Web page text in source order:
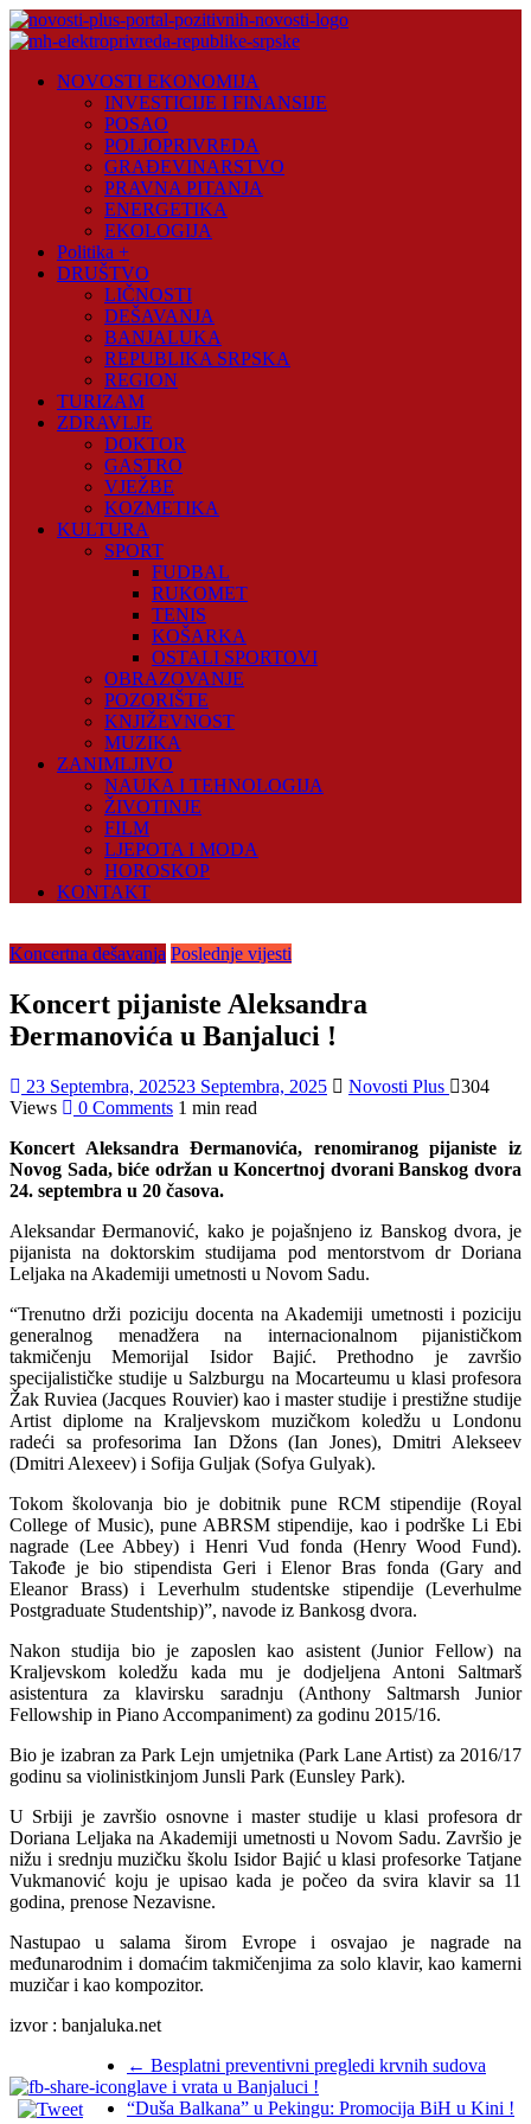
Skip
to
Plus
NOVOSTI EKONOMIJA
INVESTICIJE I FINANSIJE
POSAO
POLJOPRIVREDA
GRAĐEVINARSTVO
PRAVNA PITANJA
ENERGETIKA
EKOLOGIJA
Politika +
DRUŠTVO
LIČNOSTI
DEŠAVANJA
BANJALUKA
REPUBLIKA SRPSKA
REGION
TURIZAM
ZDRAVLJE
DOKTOR
GASTRO
VJEŽBE
KOZMETIKA
KULTURA
SPORT
FUDBAL
RUKOMET
TENIS
KOŠARKA
OSTALI SPORTOVI
OBRAZOVANJE
POZORIŠTE
KNJIŽEVNOST
MUZIKA
ZANIMLJIVO
NAUKA I TEHNOLOGIJA
ŽIVOTINJE
FILM
LJEPOTA I MODA
HOROSKOP
KONTAKT
Koncertna dešavanja Poslednje vijesti
Koncert pijaniste Aleksandra
Đermanovića u Banjaluci !
23 Septembra, 202523 Septembra, 2025 Novosti Plus
304
Views
0 Comments 1 min read
Koncert Aleksandra Đermanovića, renomiranog pijaniste iz
Novog Sada, biće održan u Koncertnoj dvorani Banskog dvora
24. septembra u 20 časova.
Aleksandar Đermanović, kako je pojašnjeno iz Banskog dvora, je
pijanista na doktorskim studijama pod mentorstvom dr Doriana
Leljaka na Akademiji umetnosti u Novom Sadu.
“Trenutno drži poziciju docenta na Akademiji umetnosti i poziciju
generalnog menadžera na internacionalnom pijanističkom
takmičenju Memorijal Isidor Bajić. Prethodno je završio
specijalističke studije u Salzburgu na Mocarteumu u klasi profesora
Žak Ruviea (Jacques Rouvier) kao i master studije i prestižne studije
Artist diplome na Kraljevskom muzičkom koledžu u Londonu
radeći sa profesorima Ian Džons (Ian Jones), Dmitri Alekseev
(Dmitri Alexeev) i Sofija Guljak (Sofya Gulyak).
Tokom školovanja bio je dobitnik pune RCM stipendije (Royal
College of Music), pune ABRSM stipendije, kao i podrške Li Ebi
nagrade (Lee Abbey) i Henri Vud fonda (Henry Wood Fund).
Takođe je bio stipendista Geri i Elenor Bras fonda (Gary and
Eleanor Brass) i Leverhulm studentske stipendije (Leverhulme
Postgraduate Studentship)”, navode iz Bankosg dvora.
Nakon studija bio je zaposlen kao asistent (Junior Fellow) na
Kraljevskom koledžu kada mu je dodjeljena Antoni Saltmarš
asistentura za klavirsku saradnju (Anthony Saltmarsh Junior
Fellowship in Piano Accompaniment) za godinu 2015/16.
Bio je izabran za Park Lejn umjetnika (Park Lane Artist) za 2016/17
godinu sa violinistkinjom Junsli Park (Eunsley Park).
U Srbiji je završio osnovne i master studije u klasi profesora dr
Doriana Leljaka na Akademiji umetnosti u Novom Sadu. Završio je
nižu i srednju muzičku školu Isidor Bajić u klasi profesorke Tatjane
Vukmanović koju je upisao kada je počeo da svira klavir sa 11
godina, prenose Nezavisne.
Nastupao u salama širom Evrope i osvajao je nagrade na
međunarodnim i domaćim takmičenjima za solo klavir, kao kamerni
muzičar i kao kompozitor.
izvor : banjaluka.net
← Besplatni preventivni pregledi krvnih sudova
glave i vrata u Banjaluci !
“Duša Balkana” u Pekingu: Promocija BiH u Kini !